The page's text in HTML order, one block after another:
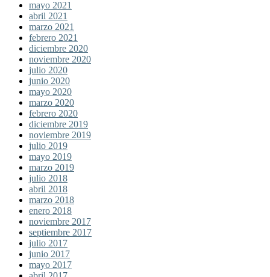
mayo 2021
abril 2021
marzo 2021
febrero 2021
diciembre 2020
noviembre 2020
julio 2020
junio 2020
mayo 2020
marzo 2020
febrero 2020
diciembre 2019
noviembre 2019
julio 2019
mayo 2019
marzo 2019
julio 2018
abril 2018
marzo 2018
enero 2018
noviembre 2017
septiembre 2017
julio 2017
junio 2017
mayo 2017